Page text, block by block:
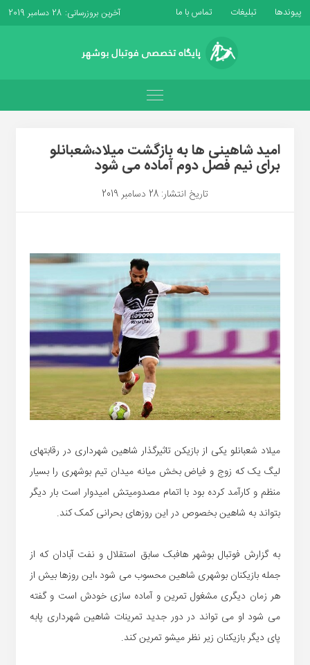
پیوندها تبلیغات تماس با ما آخرین بروزرسانی: 28 دسامبر 2019
امید شاهینی ها به بازگشت میلاد،شعبانلو
برای نیم فصل دوم آماده می شود
تاریخ انتشار: 28 دسامبر 2019
میلاد شعبانلو یکی از بازیکن تاثیرگذار شاهین شهرداری در رقابتهای
لیگ یک که زوج و فیاض بخش میانه میدان تیم بوشهری را بسیار
منظم و کارآمد کرده بود با اتمام مصدومیتش امیدوار است بار دیگر
بتواند به شاهین بخصوص در این روزهای بحرانی کمک کند.
به گزارش فوتبال بوشهر هافبک سابق استقلال و نفت آبادان که از
جمله بازیکنان بوشهری شاهین محسوب می شود ،این روزها بیش از
هر زمان دیگری مشغول تمرین و آماده سازی خودش است و گفته
می شود او می تواند در دور جدید تمرینات شاهین شهرداری پابه
پای دیگر بازیکنان زیر نظر میشو تمرین کند.